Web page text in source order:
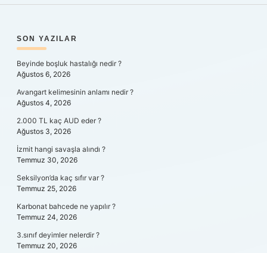
SIDEBAR
SON YAZILAR
Beyinde boşluk hastalığı nedir ?
Ağustos 6, 2026
Avangart kelimesinin anlamı nedir ?
Ağustos 4, 2026
2.000 TL kaç AUD eder ?
Ağustos 3, 2026
İzmit hangi savaşla alındı ?
Temmuz 30, 2026
Seksilyon’da kaç sıfır var ?
Temmuz 25, 2026
Karbonat bahcede ne yapılır ?
Temmuz 24, 2026
3.sınıf deyimler nelerdir ?
Temmuz 20, 2026